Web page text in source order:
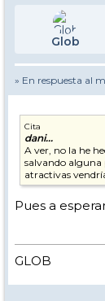
Glob
» En respuesta al
Cita
dani...
A ver, no la he
salvando alguna
atractivas
Pues a
GLOB